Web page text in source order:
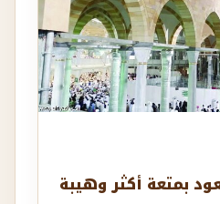
بمتعة أكثر وهيبة